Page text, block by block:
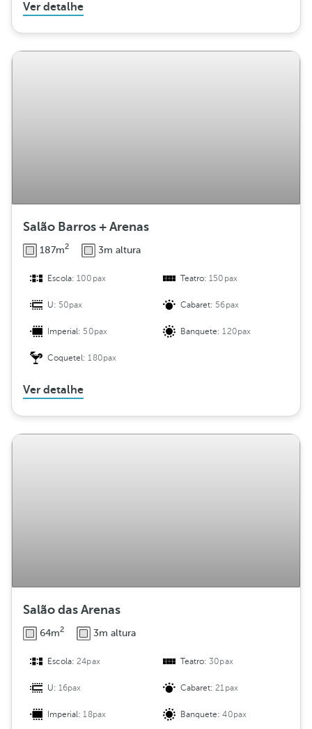
Ver detalhe
Salão Barros + Arenas
187m2 3m altura
Escola:100pax Teatro:150pax
U: 50pax Cabaret: 56pax
Imperial: 50pax Banquete:120pax
Coquetel:180pax
Ver detalhe
Salão das Arenas
64m2 3m altura
Escola:24pax Teatro:30pax
U:16pax Cabaret:21pax
Imperial:18pax Banquete:40pax